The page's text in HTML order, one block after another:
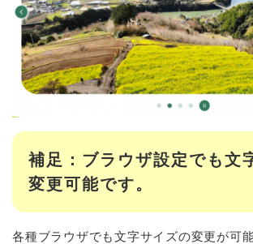
補足：ブラウザ設定でも文
変更可能です。
各種ブラウザでも文字サイズの変更が可